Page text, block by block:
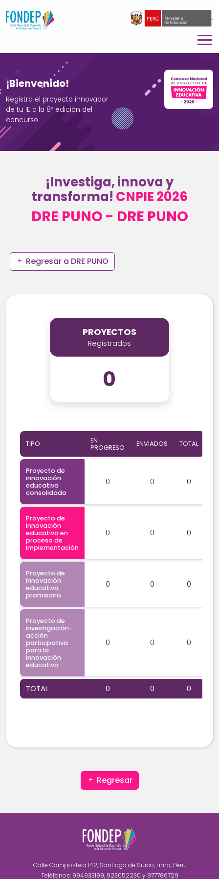
.
¡Bienvenido!
Registra el proyecto innovador
de tu IE a la 8° edición del
concurso
¡Investiga, innova y
transforma! CNPIE 2026
DRE PUNO - DRE PUNO
Regresar a DRE PUNO
PROYECTOS
Registrados
0
TIPO
EN
PROGRESO
ENVIADOS TOTAL
Proyecto de
innovación
educativa
consolidado
0 0 0
Proyecto de
innovación
educativa en
proceso de
implementación
0 0 0
Proyecto de
innovación
educativa
promisorio
0 0 0
Proyecto de
investigación-
acción
participativa
para la
innovación
educativa
0 0 0
TOTAL 0 0 0
Regresar
Calle Compostela 142, Santiago de Surco, Lima, Perú
Teléfonos: 994933199, 923052230 y 977786729